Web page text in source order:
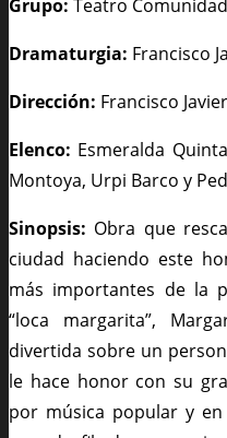
Grupo: Teatro Comunidad
Dramaturgia: Francisco
Dirección: Francisco
Elenco: Esmeralda
Montoya, Urpi Barco y
Sinopsis: Obra que
ciudad haciendo este
más importantes de la
“loca margarita”,
divertida sobre un
le hace honor con su
por música popular y